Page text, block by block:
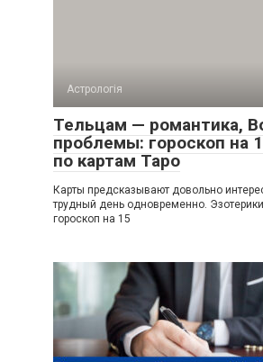
Астрологія
Тельцам — романтика,
проблемы: гороскоп на
по картам Таро
Карты предсказывают довольно
трудный день одновременно.
гороскоп на 15